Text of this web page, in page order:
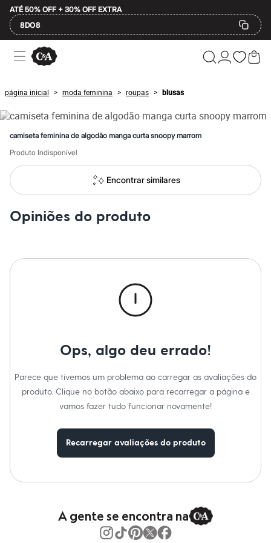
ATÉ 50% OFF + 30% OFF EXTRA
8DO8
Ofertas
Compre por Departamento
Masculino
Infantil
Calçados
Mindse7
Plus Size
Até 20% off
Até 40% off
Até 60% off
A partir de 60% off
Feminino
Em alta
Inverno
Alfaiataria
Básicos
Calças
Bonés e Chapéus
Bijoux
Cintos
Rasteirinhas
Sandálias
Sapatilhas
Clock House
página inicial > moda feminina > roupas > blusas
camiseta feminina de algodão manga curta snoopy marrom
Produto Indisponível
Encontrar similares
Opiniões do produto
Ops, algo deu errado!
Parece que tivemos um problema ao carregar as avaliações do
produto. Clique no botão abaixo para recarregar a página e
vamos fazer tudo funcionar novamente!
Recarregar avaliações do produto
A gente se encontra na